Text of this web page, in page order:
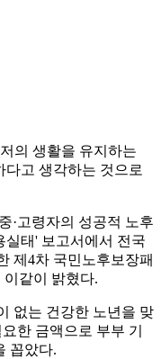
의 생활을 유지하는
다고 생각하는 것으로
·고령자의 성공적 노후
실태' 보고서에서 전국
제4차 국민노후보장패
이같이 밝혔다.
없는 건강한 노년을 맞
한 금액으로 부부 기
꼽았다.